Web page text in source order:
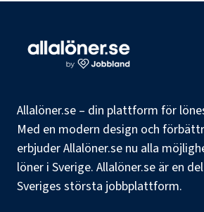
Allalöner.se – din plattform för
Med en modern design och
erbjuder Allalöner.se nu alla
löner i Sverige. Allalöner.se är en
Sveriges största jobbplattform.